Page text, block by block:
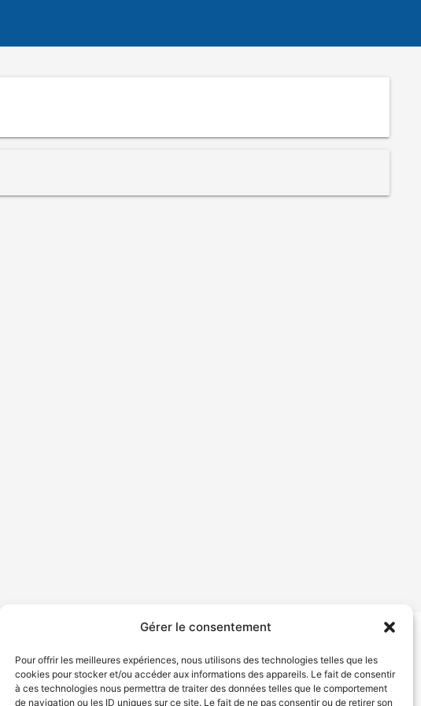
Gérer le consentement
Pour offrir les meilleures expériences, nous utilisons des technologies telles que les
cookies pour stocker et/ou accéder aux informations des appareils. Le fait de consentir
à ces technologies nous permettra de traiter des données telles que le comportement
de navigation ou les ID uniques sur ce site. Le fait de ne pas consentir ou de retirer son
Déclaration de services Politique de confidentialité